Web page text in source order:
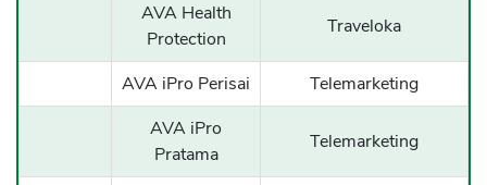
AVA Health
Protection
Traveloka
AVA iPro Perisai
Telemarketing
AVA iPro
Pratama
Telemarketing